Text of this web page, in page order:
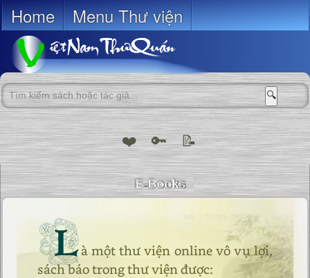
Home Menu Thư viện
🔍
❤️ 🔑 📝
Là một thư viện online vô vụ lợi,
sách báo trong thư viện được: